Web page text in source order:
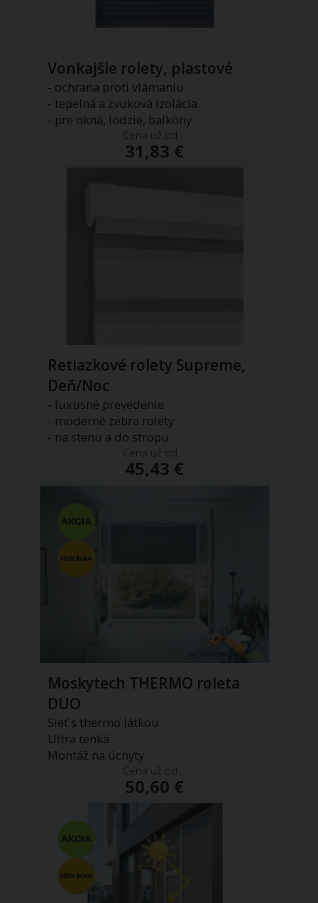
Vonkajšie rolety, plastové
- ochrana proti vlámaniu
- tepelná a zvuková izolácia
- pre okná, lódzie, balkóny
Cena už od...
31,83 €
Retiazkové rolety Supreme,
Deň/Noc
- luxusné prevedenie
- moderné zebra rolety
- na stenu a do stropu
Cena už od...
45,43 €
Moskytech THERMO roleta
DUO
Sieť s thermo látkou
Ultra tenká
Montáž na úchyty
Cena už od...
50,60 €